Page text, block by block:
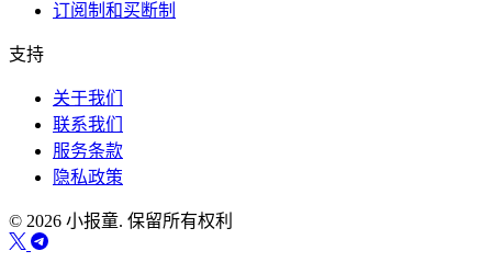
订阅制和买断制
支持
关于我们
联系我们
服务条款
隐私政策
© 2026 小报童. 保留所有权利